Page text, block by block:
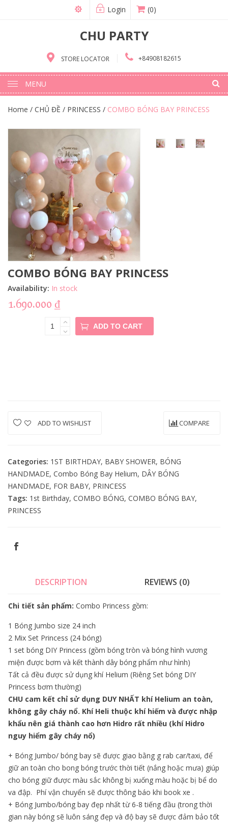
Login (0)
CHU PARTY
STORE LOCATOR +84908182615
MENU
Home / CHỦ ĐỀ / PRINCESS / COMBO BÓNG BAY PRINCESS
COMBO BÓNG BAY PRINCESS
Availability: In stock
1.690.000 ₫
ADD TO CART
ADD TO WISHLIST COMPARE
Categories: 1ST BIRTHDAY, BABY SHOWER, BÓNG
HANDMADE, Combo Bóng Bay Helium, DÂY BÓNG
HANDMADE, FOR BABY, PRINCESS
Tags: 1st Birthday, COMBO BÓNG, COMBO BÓNG BAY,
PRINCESS
DESCRIPTION REVIEWS (0)
Chi tiết sản phẩm: Combo Princess gồm:
1 Bóng Jumbo size 24 inch
2 Mix Set Princess (24 bóng)
1 set bóng DIY Princess (gồm bóng tròn và bóng hình vương
miện được bơm và kết thành dây bóng phẩm như hình)
Tất cả đều được sử dụng khí Helium (Riêng Set bóng DIY
Princess bơm thường)
CHU cam kết chỉ sử dụng DUY NHẤT khí Helium an toàn,
không gây cháy nổ. Khí Heli thuộc khí hiếm và được nhập
khẩu nên giá thành cao hơn Hidro rất nhiều (khí Hidro
nguy hiểm gây cháy nổ)
+ Bóng Jumbo/ bóng bay sẽ được giao bằng g rab car/taxi, để
giữ an toàn cho bong bóng trước thời tiết (nắng hoặc mưa) giúp
cho bóng giữ được màu sắc không bị xuống màu hoặc bị bể do
va đập. Phí vận chuyển sẽ được thông báo khi book xe .
+ Bóng Jumbo/bóng bay đẹp nhất từ 6-8 tiếng đầu (trong thời
gian này bóng sẽ luôn sáng đẹp và độ bay sẽ được đảm bảo tốt